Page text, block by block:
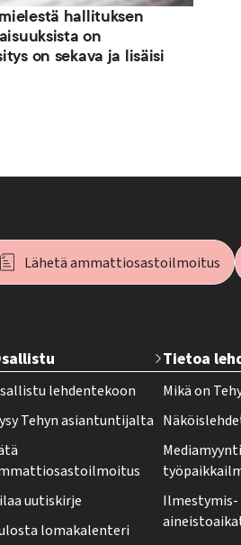
hallituksen
on
on sekava ja lisäisi
Lähetä ammattiosastoilmoitus
lehdentekoon
Tehyn asiantuntijalta
uutiskirje
lomakalenteri
Tietoa
Mikä on
Ilmestymis-